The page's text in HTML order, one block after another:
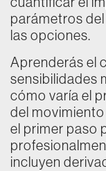
parámetros
las opciones.
Aprenderás el
sensibilidades
cómo varía el
del
el primer paso
incluyen